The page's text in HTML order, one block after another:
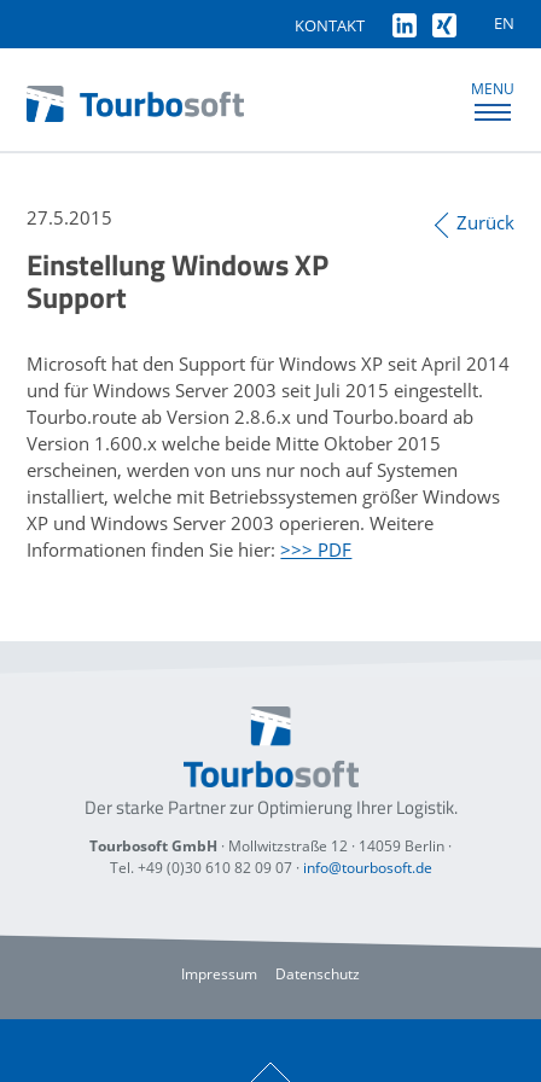
EN
KONTAKT
MENU
27.5.2015
Einstellung Windows XP
Support
Microsoft hat den Support für Windows XP seit April 2014
und für Windows Server 2003 seit Juli 2015 eingestellt.
Tourbo.route ab Version 2.8.6.x und Tourbo.board ab
Version 1.600.x welche beide Mitte Oktober 2015
erscheinen, werden von uns nur noch auf Systemen
installiert, welche mit Betriebssystemen größer Windows
XP und Windows Server 2003 operieren. Weitere
Informationen finden Sie hier:>>> PDF
Zurück
Der starke Partner zur OptimierungIhrer Logistik.
Tourbosoft GmbH · Mollwitzstraße 12 · 14059 Berlin ·
Tel. +49 (0)30 610 82 09 07· info@tourbosoft.de
Impressum Datenschutz